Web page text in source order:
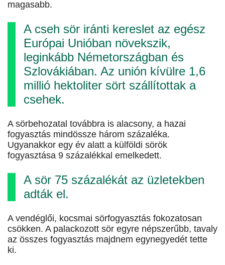
magasabb.
A cseh sör iránti kereslet az egész
Európai Unióban növekszik,
leginkább Németországban és
Szlovákiában. Az unión kívülre 1,6
millió hektoliter sört szállítottak a
csehek.
A sörbehozatal továbbra is alacsony, a hazai
fogyasztás mindössze három százaléka.
Ugyanakkor egy év alatt a külföldi sörök
fogyasztása 9 százalékkal emelkedett.
A sör 75 százalékát az üzletekben
adták el.
A vendéglői, kocsmai sörfogyasztás fokozatosan
csökken. A palackozott sör egyre népszerűbb, tavaly
az összes fogyasztás majdnem egynegyedét tette
ki.